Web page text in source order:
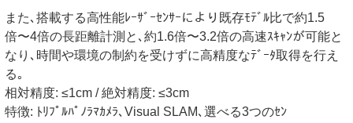
また､搭載する高性能ﾚｰｻﾞｰｾﾝｻｰにより既存ﾓﾃﾞﾙ比で約1.5
倍〜4倍の長距離計測と､約1.6倍〜3.2倍の高速ｽｷｬﾝが可能と
なり､時間や環境の制約を受けずに高精度なﾃﾞｰﾀ取得を行え
る｡
相対精度: ≤1cm / 絶対精度: ≤3cm
特徴: ﾄﾘﾌﾟﾙﾊﾟﾉﾗﾏｶﾒﾗ､Visual SLAM､選べる3つのｾﾝ